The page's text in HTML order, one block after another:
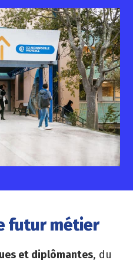
futur métier
et diplômantes, du